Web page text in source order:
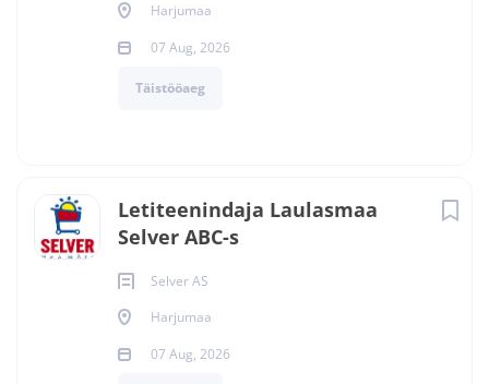
Harjumaa
07 Aug, 2026
Täistööaeg
Letiteenindaja Laulasmaa
Selver ABC-s
Selver AS
Harjumaa
07 Aug, 2026